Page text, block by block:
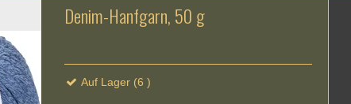
Denim-Hanfgarn, 50 g
Auf Lager (6 )